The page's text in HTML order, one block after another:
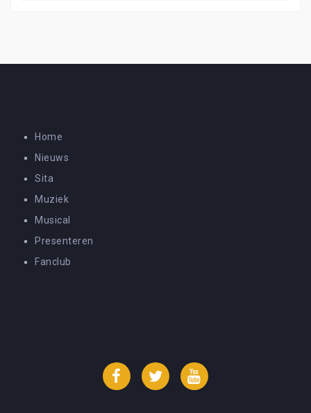
Home
Nieuws
Sita
Muziek
Musical
Presenteren
Fanclub
FacebookTwitter YouTube